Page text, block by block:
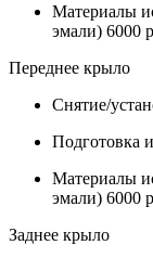
Материалы
эмали) 6000
Переднее крыло
Снятие/
Подготовка
Материалы
эмали) 6000
Заднее крыло